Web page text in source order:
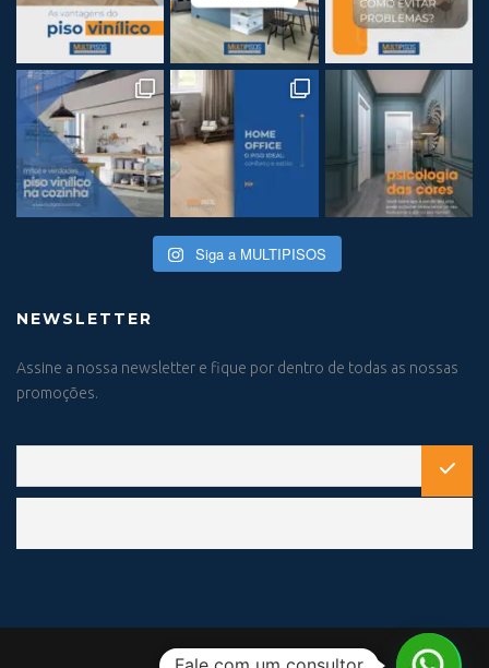
Siga a MULTIPISOS
NEWSLETTER
Assine a nossa newsletter e fique por dentro de todas as nossas
promoções.